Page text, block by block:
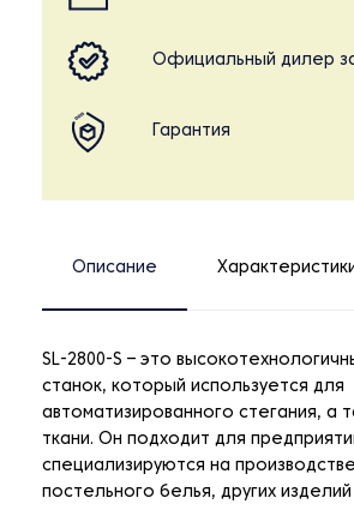
Официальный дилер
Гарантия
Описание Характеристики
SL-2800-S – это
станок, который используется для
автоматизированного стегания, а
ткани. Он подходит для
специализируются на
постельного белья, других